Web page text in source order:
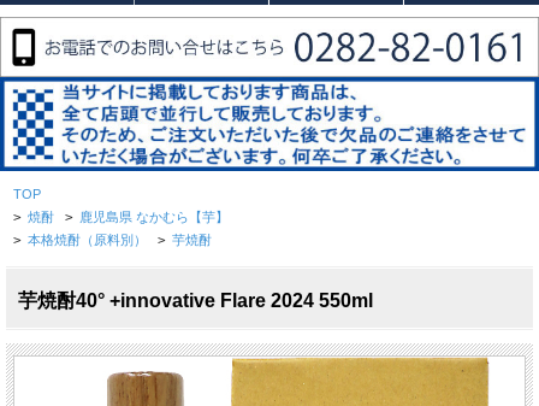
TOP
> 焼酎 > 鹿児島県 なかむら【芋】
> 本格焼酎（原料別） > 芋焼酎
芋焼酎40° +innovative Flare 2024 550ml